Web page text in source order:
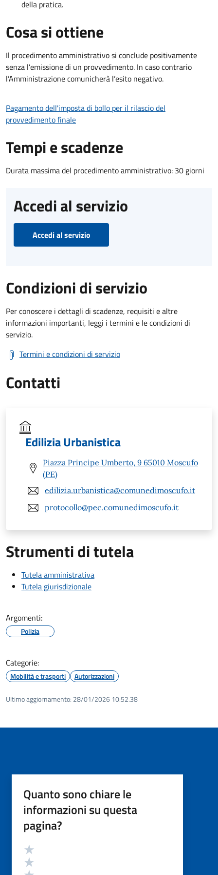
della pratica.
Cosa si ottiene
Il procedimento amministrativo si conclude positivamente
senza l’emissione di un provvedimento. In caso contrario
l’Amministrazione comunicherà l’esito negativo.
Pagamento dell'imposta di bollo per il rilascio del
provvedimento finale
Tempi e scadenze
Durata massima del procedimento amministrativo: 30 giorni
Accedi al servizio
Accedi al servizio
Condizioni di servizio
Per conoscere i dettagli di scadenze, requisiti e altre
informazioni importanti, leggi i termini e le condizioni di
servizio.
Termini e condizioni di servizio
Contatti
Edilizia Urbanistica
Piazza Principe Umberto, 9 65010 Moscufo
(PE)
edilizia.urbanistica@comunedimoscufo.it
protocollo@pec.comunedimoscufo.it
Strumenti di tutela
Tutela amministrativa
Tutela giurisdizionale
Argomenti:
Polizia
Categorie:
Mobilità e trasporti Autorizzazioni
Ultimo aggiornamento: 28/01/2026 10:52.38
Quanto sono chiare le
informazioni su questa
pagina?
Valutazione